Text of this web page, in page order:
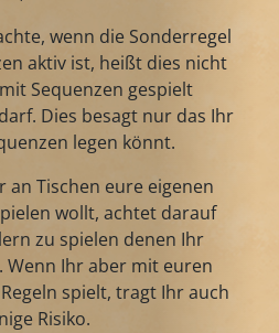
wenn die Sonderregel
aktiv ist, heißt dies nicht
Sequenzen gespielt
Dies besagt nur das Ihr
legen könnt.
an Tischen eure eigenen
wollt, achtet darauf
zu spielen denen Ihr
Wenn Ihr aber mit euren
spielt, tragt Ihr auch
Risiko.